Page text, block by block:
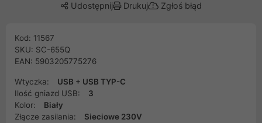
Udostępnij Drukuj Zgłoś błąd
Kod: 11567
SKU: SC-655Q
EAN: 5903205775276
Wtyczka:
USB + USB TYP-C
Ilość gniazd USB:
3
Kolor:
Biały
Złącze zasilania:
Sieciowe 230V